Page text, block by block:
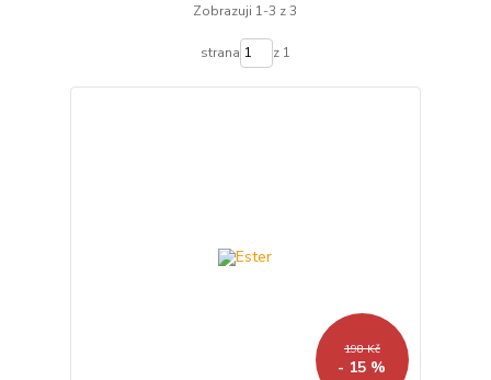
Zobrazuji 1-3 z 3
strana z 1
198 Kč
- 15 %